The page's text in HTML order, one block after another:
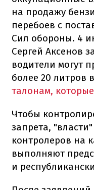
на продажу
перебоев с
Сил обороны. 4
Сергей Аксенов
водители могут
более 20 литров
талонам,
Чтобы
запрета,
контролеров на
выполняют
и